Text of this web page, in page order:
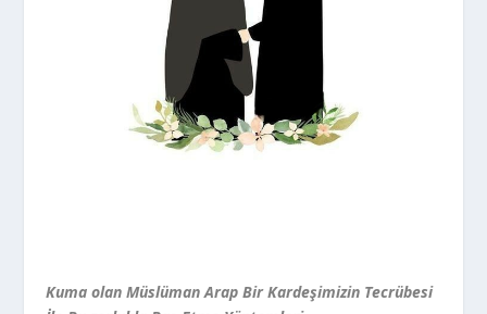
Kuma olan Müslüman Arap Bir Kardeşimizin Tecrübesi